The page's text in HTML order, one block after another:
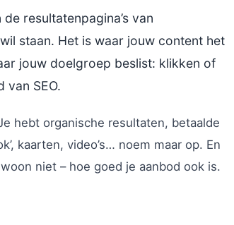
resultatenpagina’s van
staan. Het is waar jouw content het
jouw doelgroep beslist: klikken of
van SEO.
hebt organische resultaten, betaalde
kaarten, video’s… noem maar op. En
niet – hoe goed je aanbod ook is.